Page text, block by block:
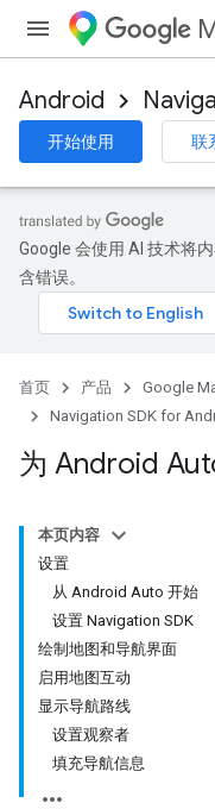
Android
开始使用 联
Google 会使用 AI 技术将
含错误。
首页 产品 Google
Navigation SDK for
为 Android
本页内容
设置
从 Android Auto 开始
设置 Navigation SDK
绘制地图和导航界面
启用地图互动
显示导航路线
设置观察者
填充导航信息